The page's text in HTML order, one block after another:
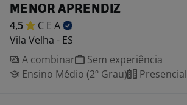
MENOR APRENDIZ
4,5 C E A
Vila Velha - ES
A combinar
Sem experiência
Ensino Médio (2º Grau)
Presencial